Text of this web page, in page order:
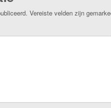
Vereiste velden zijn